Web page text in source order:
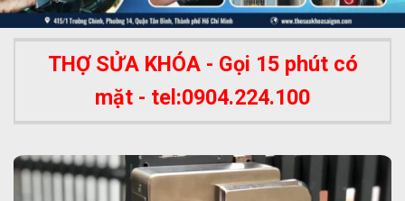
THỢ SỬA KHÓA - Gọi 15 phút có
mặt - tel:0904.224.100